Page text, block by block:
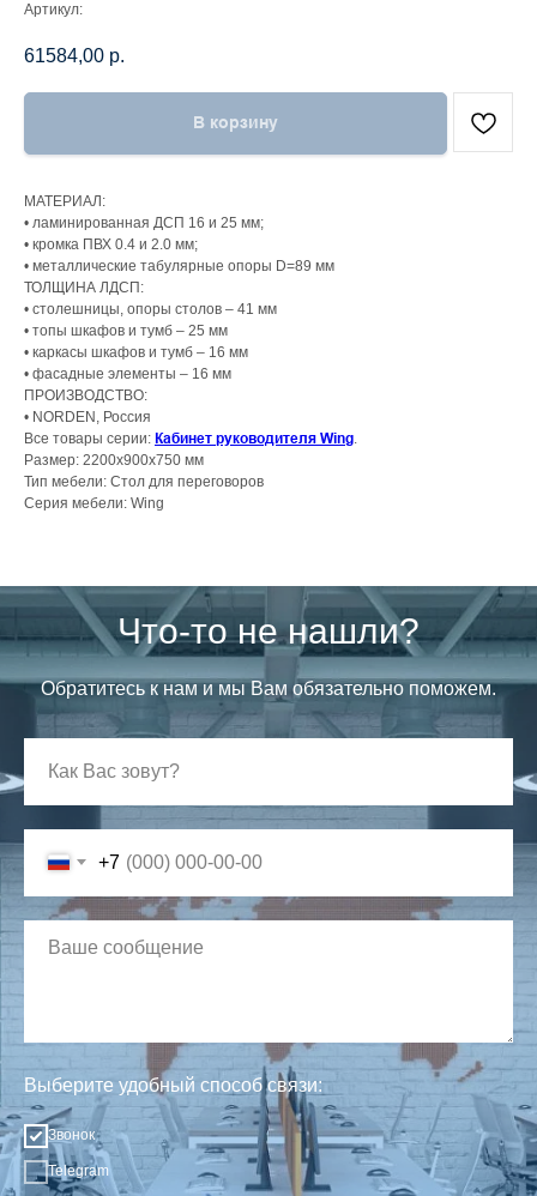
Артикул:
61584,00 р.
В корзину
МАТЕРИАЛ:
• ламинированная ДСП 16 и 25 мм;
• кромка ПВХ 0.4 и 2.0 мм;
• металлические табулярные опоры D=89 мм
ТОЛЩИНА ЛДСП:
• столешницы, опоры столов – 41 мм
• топы шкафов и тумб – 25 мм
• каркасы шкафов и тумб – 16 мм
• фасадные элементы – 16 мм
ПРОИЗВОДСТВО:
• NORDEN, Россия
Все товары серии: Кабинет руководителя Wing
Размер: 2200х900х750 мм
Тип мебели: Стол для переговоров
Серия мебели: Wing
Что-то не нашли?
Обратитесь к нам и мы Вам обязательно поможем.
+7
Выберите удобный способ связи:
Звонок
Telegram